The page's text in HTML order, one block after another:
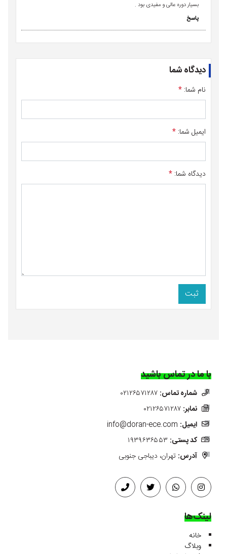
بسيار دوره عالى و مفيدى بود .
پاسخ
دیدگاه شما
نام شما:*
ایمیل شما:*
دیدگاه شما:*
ثبت
با ما در تماس باشید
شماره تماس: ۰۲۱۲۶۵۷۱۲۸۷
نمابر: ۰۲۱۲۶۵۷۱۲۸۷
ایمیل: info@doran-ece.com
کد پستی: ۱۹۳۹۶۳۶۵۵۳
آدرس: تهران، دیباجی جنوبی
لینک‌ها
خانه
وبلاگ